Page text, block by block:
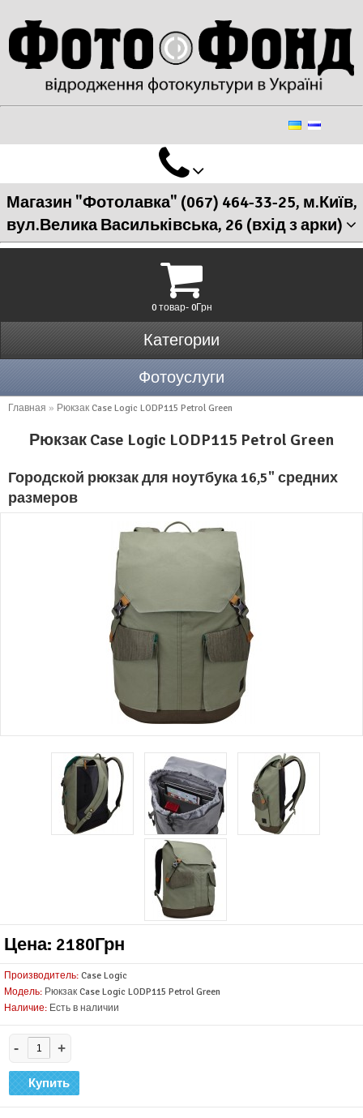
Магазин "Фотолавка" (067) 464-33-25, м.Київ,
вул.Велика Васильківська, 26 (вхід з арки)
0 товар- 0Грн
Категории
Фотоуслуги
Главная » Рюкзак Case Logic LODP115 Petrol Green
Рюкзак Case Logic LODP115 Petrol Green
Городской рюкзак для ноутбука 16,5" средних
размеров
Цена: 2180Грн
Производитель: Case Logic
Модель: Рюкзак Case Logic LODP115 Petrol Green
Наличие: Есть в наличии
- +